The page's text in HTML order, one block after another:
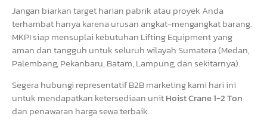
Jangan biarkan target harian pabrik atau proyek Anda
terhambat hanya karena urusan angkat-mengangkat barang.
MKPI siap mensuplai kebutuhan Lifting Equipment yang
aman dan tangguh untuk seluruh wilayah Sumatera (Medan,
Palembang, Pekanbaru, Batam, Lampung, dan sekitarnya).
Segera hubungi representatif B2B marketing kami hari ini
untuk mendapatkan ketersediaan unitHoist Crane 1-2 Ton
dan penawaran harga sewa terbaik.